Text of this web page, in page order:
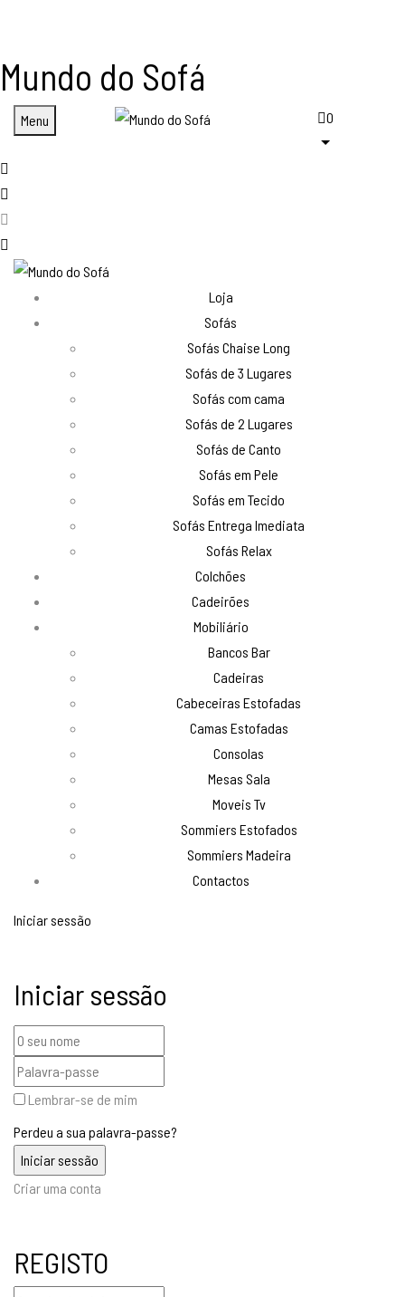
Mundo do Sofá
Menu 0
Loja
Sofás
Sofás Chaise Long
Sofás de 3 Lugares
Sofás com cama
Sofás de 2 Lugares
Sofás de Canto
Sofás em Pele
Sofás em Tecido
Sofás Entrega Imediata
Sofás Relax
Colchões
Cadeirões
Mobiliário
Bancos Bar
Cadeiras
Cabeceiras Estofadas
Camas Estofadas
Consolas
Mesas Sala
Moveis Tv
Sommiers Estofados
Sommiers Madeira
Contactos
Iniciar sessão
Iniciar sessão
Lembrar-se de mim
Perdeu a sua palavra-passe?
Criar uma conta
REGISTO